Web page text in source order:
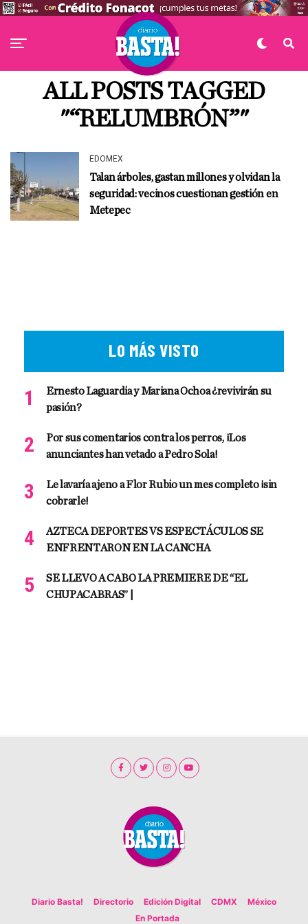
ALL POSTS TAGGED
"“RELUMBRÓN”"
EDOMEX
Talan árboles, gastan millones y olvidan la
seguridad: vecinos cuestionan gestión en
Metepec
LO MÁS VISTO
Ernesto Laguardia y Mariana Ochoa ¿revivirán su
pasión?
Por sus comentarios contra los perros, ¡Los
anunciantes han vetado a Pedro Sola!
Le lavaría ajeno a Flor Rubio un mes completo ¡sin
cobrarle!
AZTECA DEPORTES VS ESPECTÁCULOS SE
ENFRENTARON EN LA CANCHA
SE LLEVO A CABO LA PREMIERE DE “EL
CHUPACABRAS” |
Diario Basta! Directorio Edición Digital CDMX
México
En Portada